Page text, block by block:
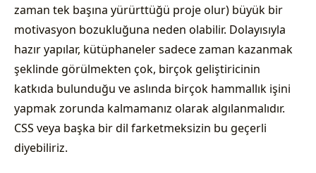
zaman tek başına yürürttüğü proje olur) büyük bir
motivasyon bozukluğuna neden olabilir. Dolayısıyla
hazır yapılar, kütüphaneler sadece zaman kazanmak
şeklinde görülmekten çok, birçok geliştiricinin
katkıda bulunduğu ve aslında birçok hammallık işini
yapmak zorunda kalmamanız olarak algılanmalıdır.
CSS veya başka bir dil farketmeksizin bu geçerli
diyebiliriz.